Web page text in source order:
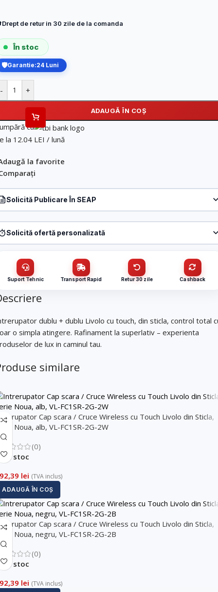
Drept de retur in 30 zile de la comanda
În stoc
Garantie:24 Luni
- +
ADAUGĂ ÎN COȘ
cu
la 12.04 LEI / lună
la favorite
Solicită Publicare În SEAP
*
(cantitate, termen, alte detalii)
Solicită ofertă personalizată
C702-12
/ firmă
tale (proiect, buget, termen, alte produse)
Suport Tehnic Transport Rapid Retur 30 zile Cashback
dublu + dublu Livolo cu touch, din sticla, control total
o simpla atingere. Rafinament la superlativ – experienta
de lux in caminul tau.
similare
Cap scara / Cruce Wireless cu Touch Livolo din Sticla,
Noua, alb, VL-FC1SR-2G-2W
(0)
În stoc
lei (TVA inclus)
ADAUGĂ ÎN COȘ
Cap scara / Cruce Wireless cu Touch Livolo din Sticla,
Noua, negru, VL-FC1SR-2G-2B
(0)
În stoc
lei (TVA inclus)